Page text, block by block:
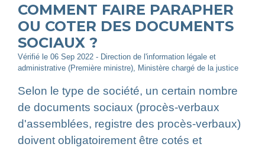
COMMENT FAIRE PARAPHER
OU COTER DES DOCUMENTS
SOCIAUX ?
Vérifié le 06 Sep 2022 - Direction de l'information légale et
administrative (Première ministre), Ministère chargé de la justice
Selon le type de société, un certain nombre
de documents sociaux (procès-verbaux
d'assemblées, registre des procès-verbaux)
doivent obligatoirement être cotés et